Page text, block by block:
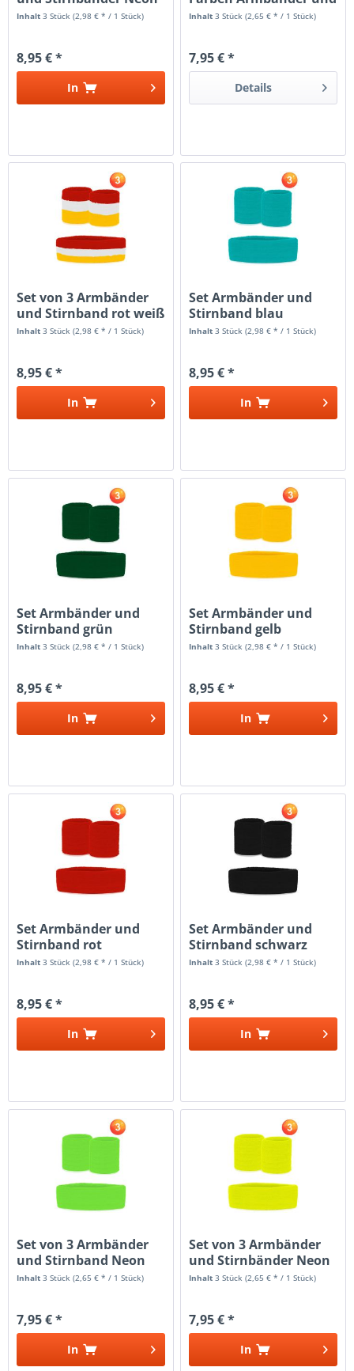
Orange
Inhalt3 Stück(2,98 € * / 1 Stück)
8,95 € *
In
Stirnband
Inhalt3 Stück(2,65 € * / 1 Stück)
7,95 € *
Details
Set von 3 Armbänder
und Stirnband rot weiß
gelb
Inhalt3 Stück(2,98 € * / 1 Stück)
8,95 € *
In
Set Armbänder und
Stirnband blau
Inhalt3 Stück(2,98 € * / 1 Stück)
8,95 € *
In
Set Armbänder und
Stirnband grün
Inhalt3 Stück(2,98 € * / 1 Stück)
8,95 € *
In
Set Armbänder und
Stirnband gelb
Inhalt3 Stück(2,98 € * / 1 Stück)
8,95 € *
In
Set Armbänder und
Stirnband rot
Inhalt3 Stück(2,98 € * / 1 Stück)
8,95 € *
In
Set Armbänder und
Stirnband schwarz
Inhalt3 Stück(2,98 € * / 1 Stück)
8,95 € *
In
Set von 3 Armbänder
und Stirnband Neon
grün
Inhalt3 Stück(2,65 € * / 1 Stück)
7,95 € *
In
Set von 3 Armbänder
und Stirnbänder Neon
Gelb
Inhalt3 Stück(2,65 € * / 1 Stück)
7,95 € *
In